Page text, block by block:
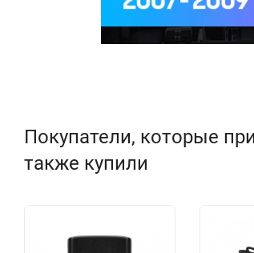
Покупатели, которые
также купили